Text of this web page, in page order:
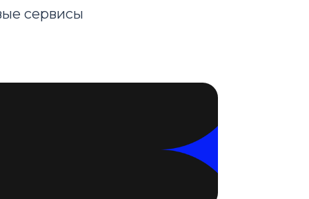
сервисы